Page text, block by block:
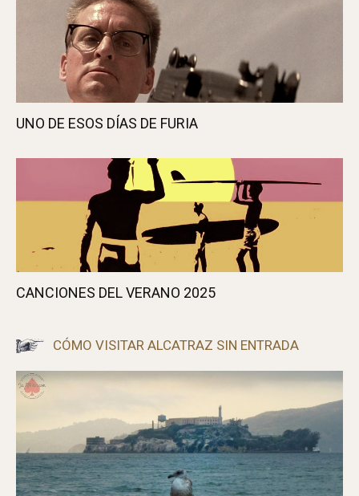
UNO DE ESOS DÍAS DE FURIA
CANCIONES DEL VERANO 2025
CÓMO VISITAR ALCATRAZ SIN ENTRADA